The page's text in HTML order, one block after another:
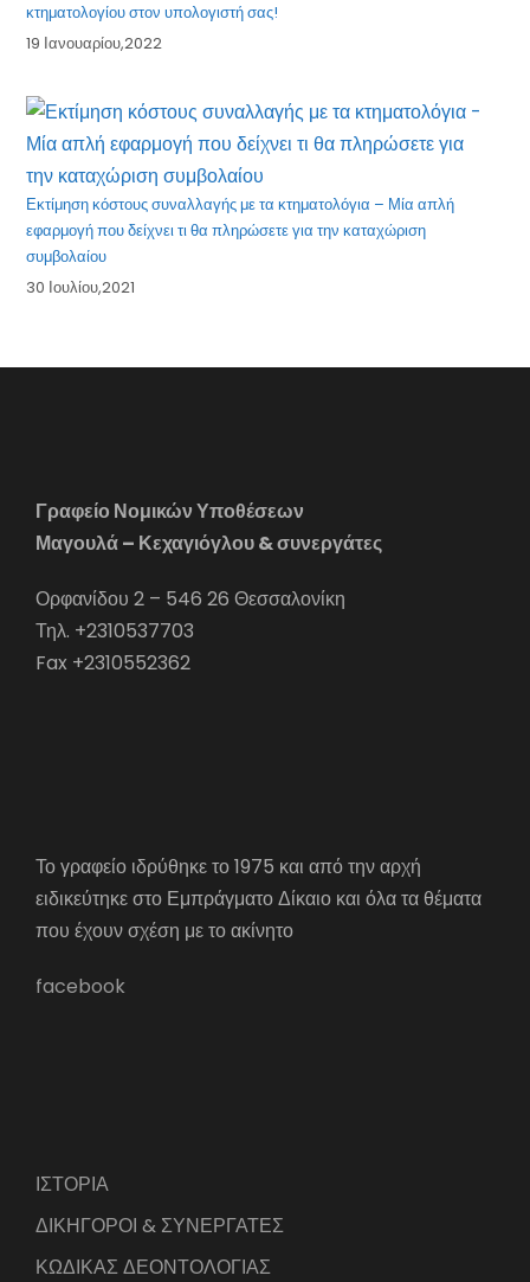
κτηματολογίου στον υπολογιστή σας!
19 Ιανουαρίου,2022
Εκτίμηση κόστους συναλλαγής με τα κτηματολόγια – Μία απλή
εφαρμογή που δείχνει τι θα πληρώσετε για την καταχώριση
συμβολαίου
30 Ιουλίου,2021
Γραφείο Νομικών Υποθέσεων
Μαγουλά – Κεχαγιόγλου & συνεργάτες
Ορφανίδου 2 – 546 26 Θεσσαλονίκη
Τηλ. +2310537703
Fax +2310552362
Το γραφείο ιδρύθηκε το 1975 και από την αρχή
ειδικεύτηκε στο Εμπράγματο Δίκαιο και όλα τα θέματα
που έχουν σχέση με το ακίνητο
facebook
ΙΣΤΟΡΙΑ
ΔΙΚΗΓΟΡΟΙ & ΣΥΝΕΡΓΑΤΕΣ
ΚΩΔΙΚΑΣ ΔΕΟΝΤΟΛΟΓΙΑΣ